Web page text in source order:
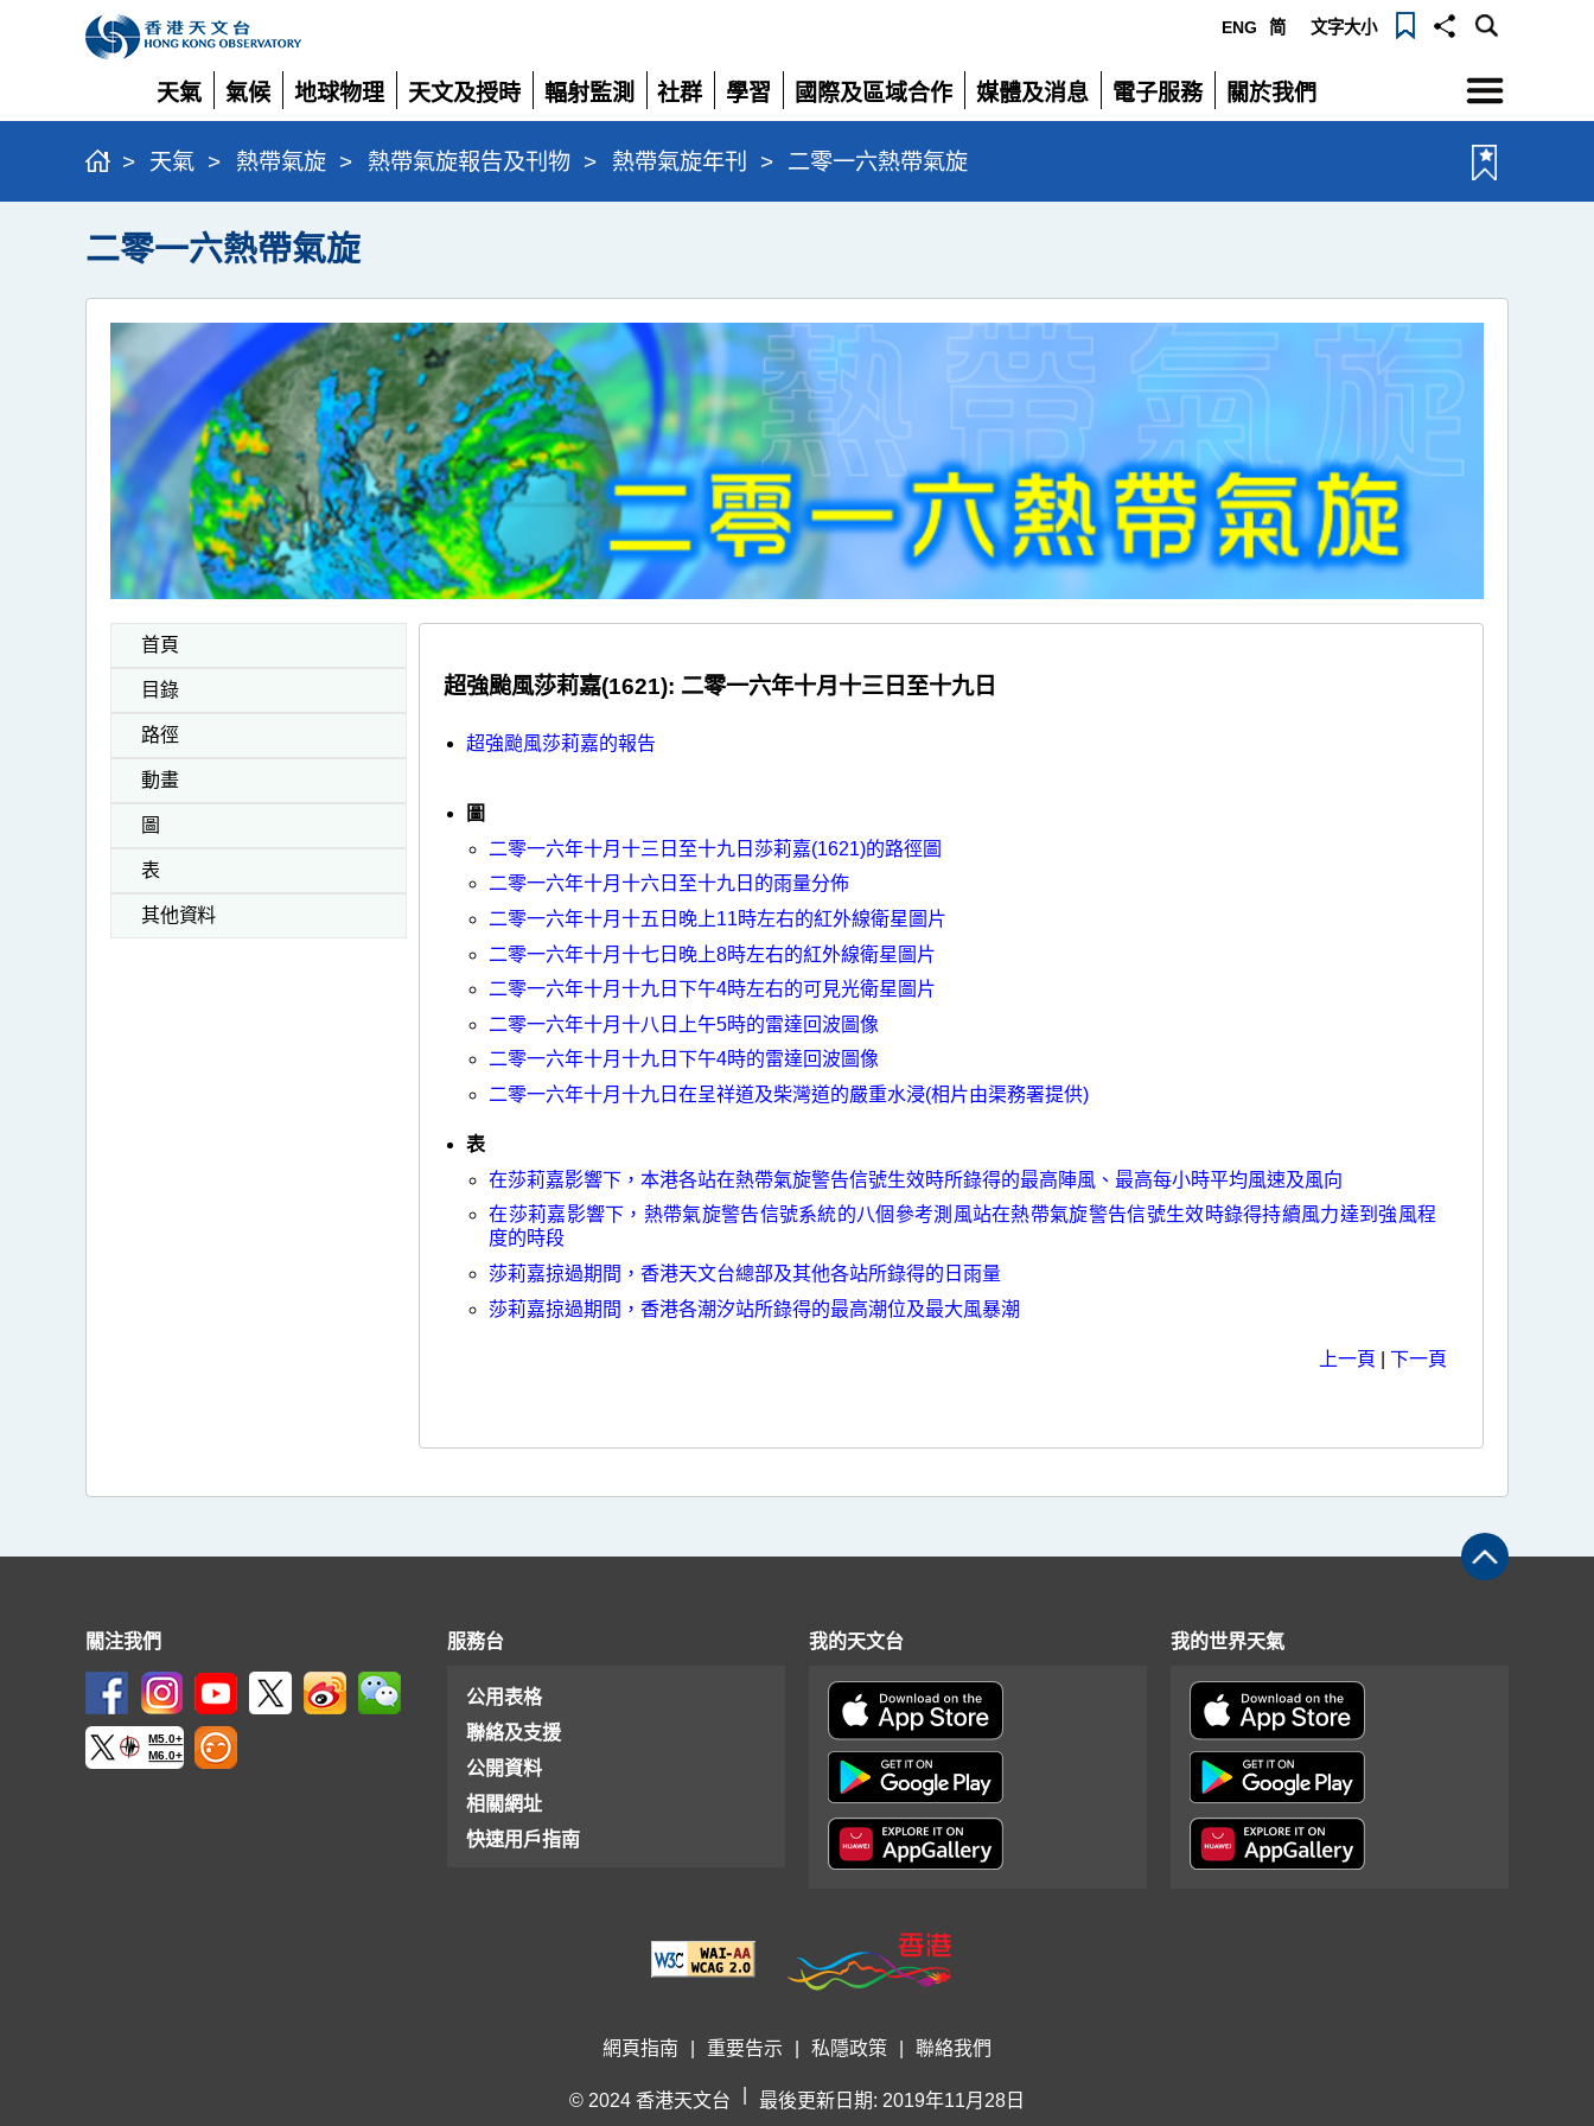
ENG 简 文字大小
天氣
展
開
氣候
展
開
地球物理
展
開
天文及授時
展
開
輻射監測
展
開
社群
展
開
學習
展
開
國際及區域合作
展
開
媒體及消息
展
電子服務
展
關於我們
展
選
單
> 天氣 > 熱帶氣旋 > 熱帶氣旋報告及刊物 > 熱帶氣旋年刊 > 二零一六熱帶氣旋
二零一六熱帶氣旋
首頁
目錄
路徑
動畫
圖
表
其他資料
超強颱風莎莉嘉(1621): 二零一六年十月十三日至十九日
超強颱風莎莉嘉的報告
圖
二零一六年十月十三日至十九日莎莉嘉(1621)的路徑圖
二零一六年十月十六日至十九日的雨量分佈
二零一六年十月十五日晚上11時左右的紅外線衛星圖片
二零一六年十月十七日晚上8時左右的紅外線衛星圖片
二零一六年十月十九日下午4時左右的可見光衛星圖片
二零一六年十月十八日上午5時的雷達回波圖像
二零一六年十月十九日下午4時的雷達回波圖像
二零一六年十月十九日在呈祥道及柴灣道的嚴重水浸(相片由渠務署提供)
表
在莎莉嘉影響下，本港各站在熱帶氣旋警告信號生效時所錄得的最高陣風、最高每小時平均風速及風向
在莎莉嘉影響下，熱帶氣旋警告信號系統的八個參考測風站在熱帶氣旋警告信號生效時錄得持續風力達到強風程
度的時段
莎莉嘉掠過期間，香港天文台總部及其他各站所錄得的日雨量
莎莉嘉掠過期間，香港各潮汐站所錄得的最高潮位及最大風暴潮
上一頁 |下一頁
關注我們
M5.0+
M6.0+
服務台
公用表格
聯絡及支援
公開資料
相關網址
快速用戶指南
我的天文台 我的世界天氣
網頁指南 重要告示 私隱政策 聯絡我們
© 2024 香港天文台 最後更新日期: 2019年11月28日